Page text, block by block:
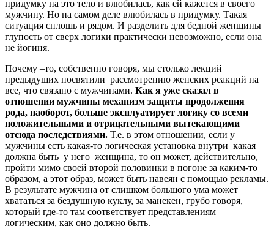
придумку на это тело и влюбилась, как ей кажется в своего
мужчину. Но на самом деле влюбилась в придумку. Такая
ситуация сплошь и рядом. И разделить для бедной женщины
глупость от сверх логики практически невозможно, если она
не йогиня.
Почему –то, собственно говоря, мы столько лекций
предыдущих посвятили рассмотрению женских реакций на
все, что связано с мужчинами. Как я уже сказал в
отношении мужчины механизм защиты продолжения
рода, наоборот, больше эксплуатирует логику со всеми
положительными и отрицательными вытекающими
отсюда последствиями. Т.е. в этом отношении, если у
мужчины есть какая-то логическая установка внутри какая
должна быть у него женщина, то он может, действительно,
пройти мимо своей второй половинки в погоне за каким-то
образом, а этот образ, может быть навеян с помощью рекламы.
В результате мужчина от слишком большого ума может
хвататься за бездушную куклу, за манекен, грубо говоря,
который где-то там соответствует представлениям
логическим, как оно должно быть.